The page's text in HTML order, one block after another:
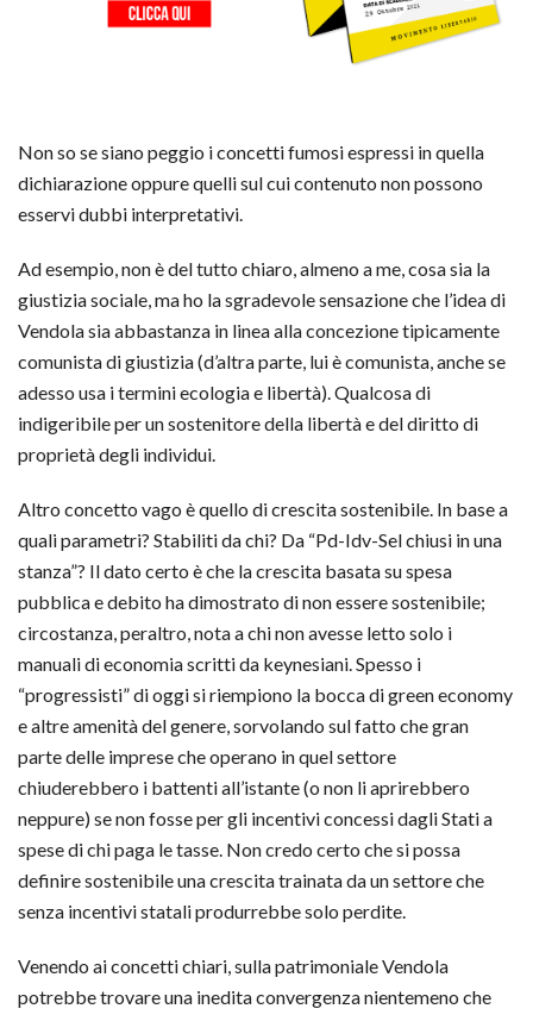
Non so se siano peggio i concetti fumosi espressi in quella
dichiarazione oppure quelli sul cui contenuto non possono
esservi dubbi interpretativi.
Ad esempio, non è del tutto chiaro, almeno a me, cosa sia la
giustizia sociale, ma ho la sgradevole sensazione che l’idea di
Vendola sia abbastanza in linea alla concezione tipicamente
comunista di giustizia (d’altra parte, lui è comunista, anche se
adesso usa i termini ecologia e libertà). Qualcosa di
indigeribile per un sostenitore della libertà e del diritto di
proprietà degli individui.
Altro concetto vago è quello di crescita sostenibile. In base a
quali parametri? Stabiliti da chi? Da “Pd-Idv-Sel chiusi in una
stanza”? Il dato certo è che la crescita basata su spesa
pubblica e debito ha dimostrato di non essere sostenibile;
circostanza, peraltro, nota a chi non avesse letto solo i
manuali di economia scritti da keynesiani. Spesso i
“progressisti” di oggi si riempiono la bocca di green economy
e altre amenità del genere, sorvolando sul fatto che gran
parte delle imprese che operano in quel settore
chiuderebbero i battenti all’istante (o non li aprirebbero
neppure) se non fosse per gli incentivi concessi dagli Stati a
spese di chi paga le tasse. Non credo certo che si possa
definire sostenibile una crescita trainata da un settore che
senza incentivi statali produrrebbe solo perdite.
Venendo ai concetti chiari, sulla patrimoniale Vendola
potrebbe trovare una inedita convergenza nientemeno che